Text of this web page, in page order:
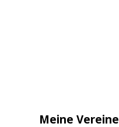
Meine Vereine